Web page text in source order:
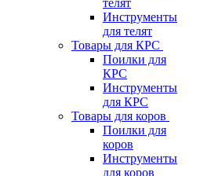
телят
Инструменты
для телят
Товары для КРС
Поилки для
КРС
Инструменты
для КРС
Товары для коров
Поилки для
коров
Инструменты
для коров